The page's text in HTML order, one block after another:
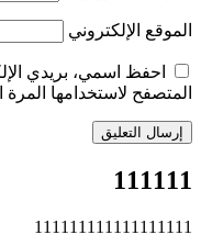
الموقع الإلكتروني
احفظ اسمي، بريدي
المتصفح لاستخدامها
111111
111111111111111111